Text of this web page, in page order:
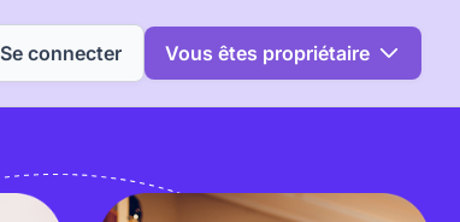
Se connecter Vous êtes propriétaire